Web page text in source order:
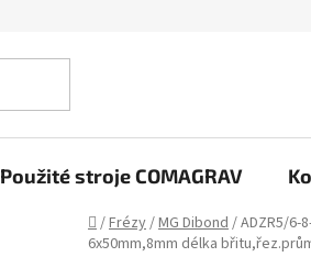
Použité stroje COMAGRAV
Domů
/Frézy/MG Dibond/ADZR5/6-
6x50mm,8mm délka